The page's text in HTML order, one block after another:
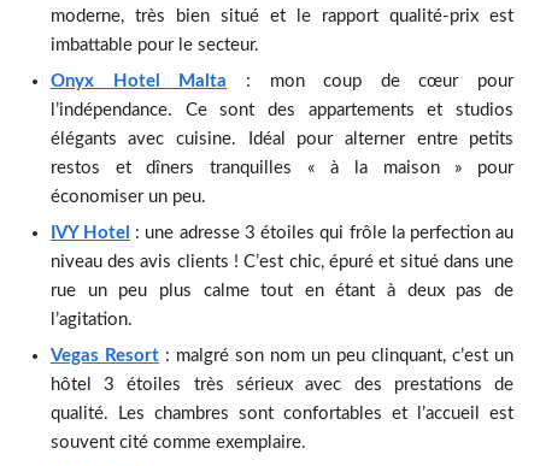
moderne, très bien situé et le rapport qualité-prix est
imbattable pour le secteur.
Onyx Hotel Malta : mon coup de cœur pour
l’indépendance. Ce sont des appartements et studios
élégants avec cuisine. Idéal pour alterner entre petits
restos et dîners tranquilles « à la maison » pour
économiser un peu.
IVY Hotel : une adresse 3 étoiles qui frôle la perfection au
niveau des avis clients ! C’est chic, épuré et situé dans une
rue un peu plus calme tout en étant à deux pas de
l’agitation.
Vegas Resort: malgré son nom un peu clinquant, c’est un
hôtel 3 étoiles très sérieux avec des prestations de
qualité. Les chambres sont confortables et l’accueil est
souvent cité comme exemplaire.